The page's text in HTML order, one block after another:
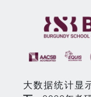
大数据统计显